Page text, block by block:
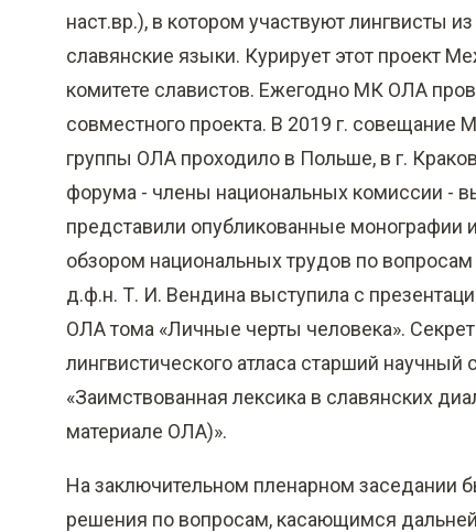
наст.вр.), в котором участвуют лингвисты
славянские языки. Курирует этот проект
комитете славистов. Ежегодно МК ОЛА
совместного проекта. В 2019 г.
группы ОЛА проходило в Польше, в г.
форума - члены национальных комиссии -
представили опубликованные монографии
обзором национальных трудов по
д.ф.н. Т. И. Вендина выступила с
ОЛА тома «Личные черты человека».
лингвистического атласа старший
«Заимствованная лексика в славянских
материале ОЛА)».
На заключительном пленарном заседании
решения по вопросам, касающимся